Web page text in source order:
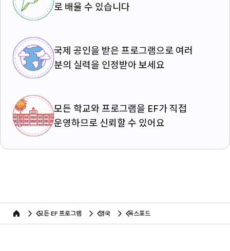
로 배울 수 있습니다
국제 공인을 받은 프로그램으로 여러
분의 실력을 인정받아 보세요
모든 학교와 프로그램을 EF가 직접
운영하므로 신뢰할 수 있어요
home 모든 EF 프로그램 영국 옥스포드